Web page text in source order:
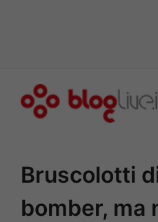
Bruscolotti
bomber, ma